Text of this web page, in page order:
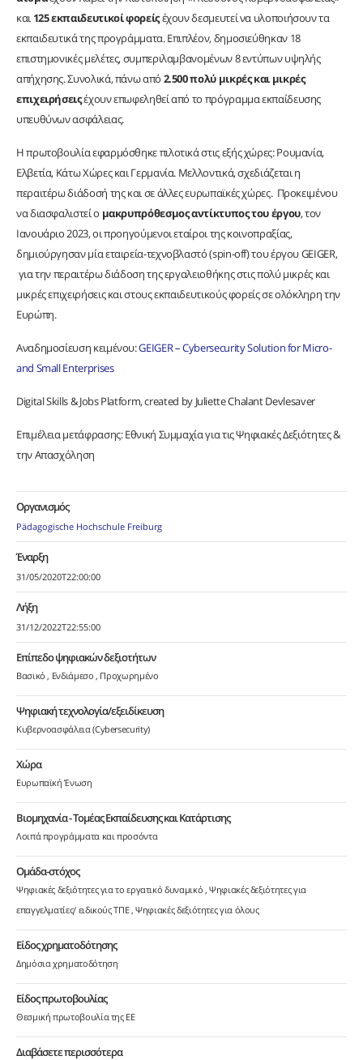
και125 εκπαιδευτικοί φορείςέχουν δεσμευτεί να υλοποιήσουν τα
εκπαιδευτικά της προγράμματα. Επιπλέον, δημοσιεύθηκαν 18
επιστημονικές μελέτες, συμπεριλαμβανομένων 8 εντύπων υψηλής
απήχησης. Συνολικά, πάνω από 2.500 πολύ μικρές και μικρές
επιχειρήσειςέχουν επωφεληθεί από το πρόγραμμα εκπαίδευσης
υπευθύνων ασφάλειας.
Η πρωτοβουλία εφαρμόσθηκε πιλοτικά στις εξής χώρες: Ρουμανία,
Ελβετία, Κάτω Χώρες και Γερμανία. Μελλοντικά, σχεδιάζεται η
περαιτέρω διάδοσή της και σε άλλες ευρωπαϊκές χώρες. Προκειμένου
να διασφαλιστεί ο μακρυπρόθεσμος αντίκτυπος του έργου, τον
Ιανουάριο 2023, οι προηγούμενοι εταίροι της κοινοπραξίας,
δημιούργησαν μία εταιρεία-τεχνοβλαστό (spin-off) του έργου GEIGER,
για την περαιτέρω διάδοση της εργαλειοθήκης στις πολύ μικρές και
μικρές επιχειρήσεις και στους εκπαιδευτικούς φορείς σε ολόκληρη την
Ευρώπη.
Αναδημοσίευση κειμένου:GEIGER – Cybersecurity Solution for Micro-
and Small Enterprises
Digital Skills & Jobs Platform, created by Juliette Chalant Devlesaver
Επιμέλεια μετάφρασης: Εθνική Συμμαχία για τις Ψηφιακές Δεξιότητες &
την Απασχόληση
Οργανισμός
Pädagogische Hochschule Freiburg
Έναρξη
31/05/2020T22:00:00
Λήξη
31/12/2022T22:55:00
Επίπεδο ψηφιακών δεξιοτήτων
Βασικό Ενδιάμεσο Προχωρημένο
Ψηφιακή τεχνολογία/εξειδίκευση
Κυβερνοασφάλεια (Cybersecurity)
Χώρα
Ευρωπαϊκή Ένωση
Βιομηχανία - Τομέας Εκπαίδευσης και Κατάρτισης
Λοιπά προγράμματα και προσόντα
Ομάδα-στόχος
Ψηφιακές δεξιότητες για το εργατικό δυναμικό Ψηφιακές δεξιότητες για
επαγγελματίες/ ειδικούς ΤΠΕ Ψηφιακές δεξιότητες για όλους
Είδος χρηματοδότησης
Δημόσια χρηματοδότηση
Είδος πρωτοβουλίας
Θεσμική πρωτοβουλία της ΕΕ
Διαβάσετε περισσότερα